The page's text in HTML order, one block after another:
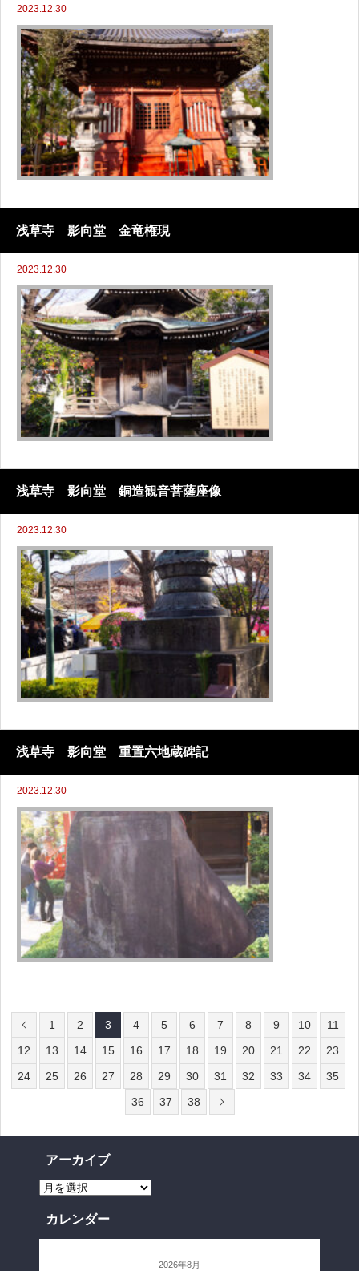
2023.12.30
浅草寺 影向堂 金竜権現
2023.12.30
浅草寺 影向堂 銅造観音菩薩座像
2023.12.30
浅草寺 影向堂 重置六地蔵碑記
2023.12.30
1 2 3 4 5 6 7 8 9 10
11
12
13 14 15 16 17 18 19 20 21 22
23
24
25 26 27 28 29 30 31 32 33 34
35
36
37 38
アーカイブ
ア
ー
イ
ブ
カレンダー
2026年8月